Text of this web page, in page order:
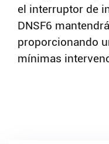
el interruptor de
DNSF6
proporcionando
mínimas